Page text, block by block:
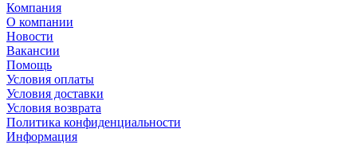
Компания
О компании
Новости
Вакансии
Помощь
Условия оплаты
Условия доставки
Условия возврата
Политика конфиденциальности
Информация